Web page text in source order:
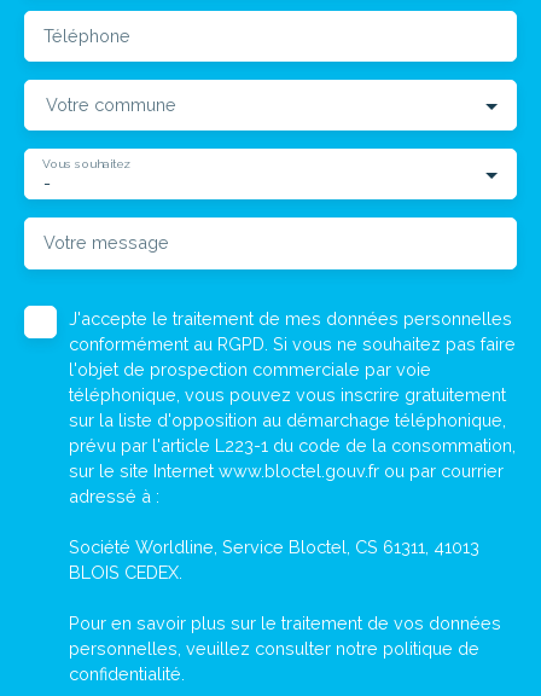
Téléphone
Votre commune
-
Vous souhaitez
Votre message
J'accepte le traitement de mes données personnelles
conformément au RGPD. Si vous ne souhaitez pas faire
l'objet de prospection commerciale par voie
téléphonique, vous pouvez vous inscrire gratuitement
sur la liste d'opposition au démarchage téléphonique,
prévu par l'article L223-1 du code de la consommation,
sur le site Internet www.bloctel.gouv.fr ou par courrier
adressé à :
Société Worldline, Service Bloctel, CS 61311, 41013
BLOIS CEDEX.
Pour en savoir plus sur le traitement de vos données
personnelles, veuillez consulter notre politique de
confidentialité